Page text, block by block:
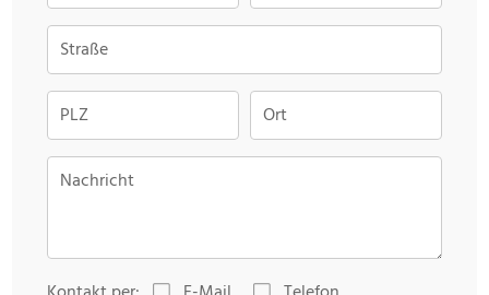
Straße
PLZ Ort
Nachricht